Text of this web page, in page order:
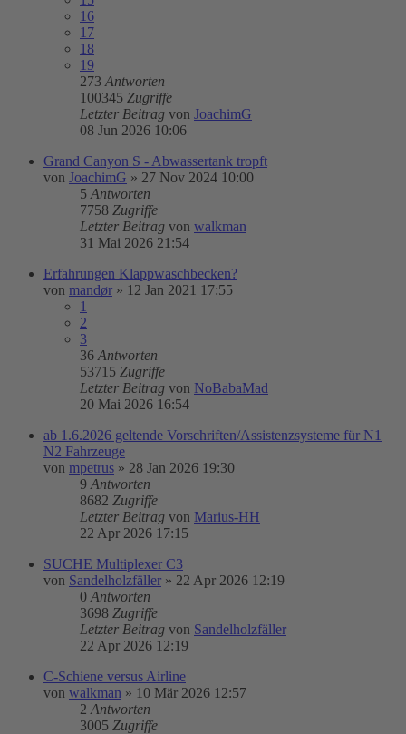
16
17
18
19
273 Antworten
100345 Zugriffe
Letzter Beitrag von JoachimG
08 Jun 2026 10:06
Grand Canyon S - Abwassertank tropft
von JoachimG » 27 Nov 2024 10:00
5 Antworten
7758 Zugriffe
Letzter Beitrag von walkman
31 Mai 2026 21:54
Erfahrungen Klappwaschbecken?
von mandør » 12 Jan 2021 17:55
1
2
3
36 Antworten
53715 Zugriffe
Letzter Beitrag von NoBabaMad
20 Mai 2026 16:54
ab 1.6.2026 geltende Vorschriften/Assistenzsysteme für N1
N2 Fahrzeuge
von mpetrus » 28 Jan 2026 19:30
9 Antworten
8682 Zugriffe
Letzter Beitrag von Marius-HH
22 Apr 2026 17:15
SUCHE Multiplexer C3
von Sandelholzfäller » 22 Apr 2026 12:19
0 Antworten
3698 Zugriffe
Letzter Beitrag von Sandelholzfäller
22 Apr 2026 12:19
C-Schiene versus Airline
von walkman » 10 Mär 2026 12:57
2 Antworten
3005 Zugriffe